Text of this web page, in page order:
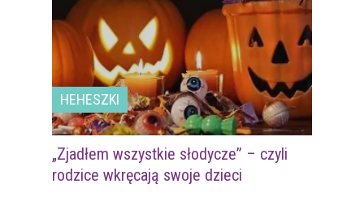
HEHESZKI
„Zjadłem wszystkie słodycze” – czyli
rodzice wkręcają swoje dzieci